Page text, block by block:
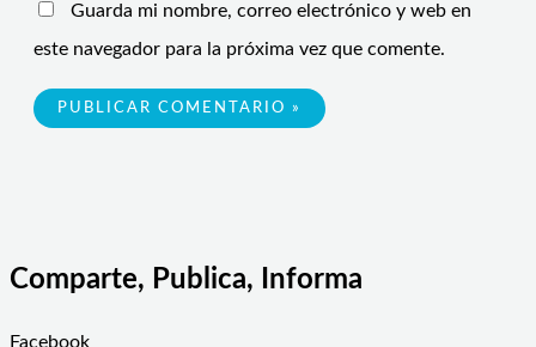
Guarda mi nombre, correo electrónico y web en
este navegador para la próxima vez que comente.
Comparte, Publica, Informa
Facebook